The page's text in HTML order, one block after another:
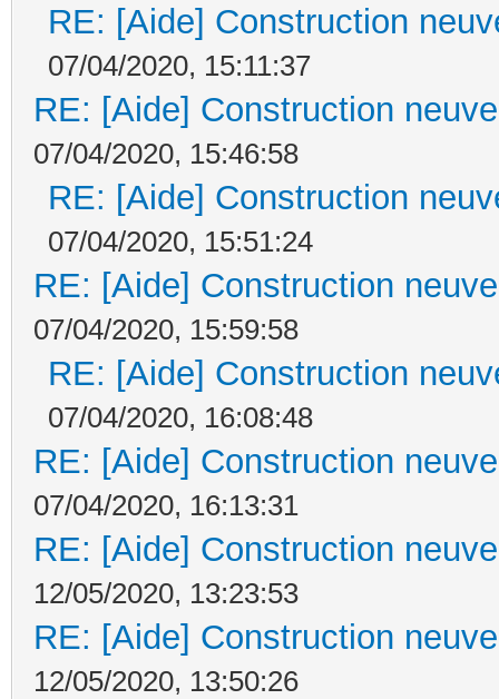
RE: [Aide] Construction
07/04/2020, 15:11:37
RE: [Aide] Construction
07/04/2020, 15:46:58
RE: [Aide] Construction
07/04/2020, 15:51:24
RE: [Aide] Construction
07/04/2020, 15:59:58
RE: [Aide] Construction
07/04/2020, 16:08:48
RE: [Aide] Construction
07/04/2020, 16:13:31
RE: [Aide] Construction
12/05/2020, 13:23:53
RE: [Aide] Construction
12/05/2020, 13:50:26